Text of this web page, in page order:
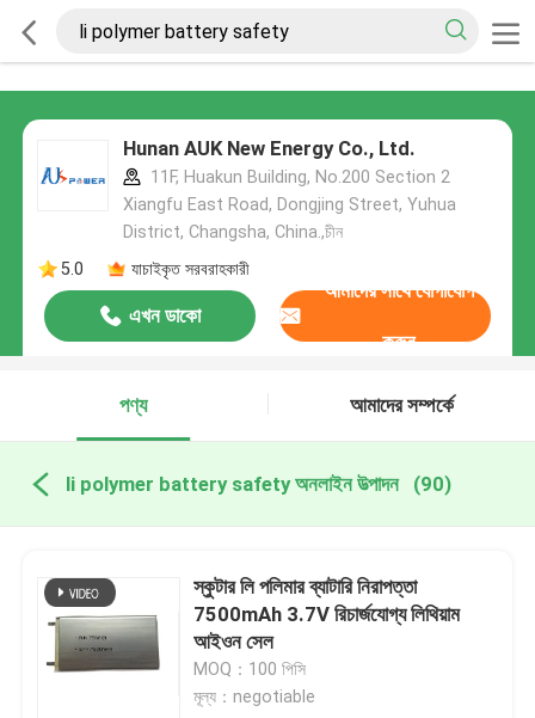
Hunan AUK New Energy Co., Ltd.
11F, Huakun Building, No.200 Section 2
Xiangfu East Road, Dongjing Street, Yuhua
District, Changsha, China.,চীন
5.0
যাচাইকৃত সরবরাহকারী
এখন ডাকো
আমাদের সাথে যোগাযোগ
করুন
পণ্য আমাদের সম্পর্কে
li polymer battery safety অনলাইন উত্পাদন (90)
স্কুটার লি পলিমার ব্যাটারি নিরাপত্তা
7500mAh 3.7V রিচার্জযোগ্য লিথিয়াম
আইওন সেল
MOQ：100 পিসি
মূল্য：negotiable